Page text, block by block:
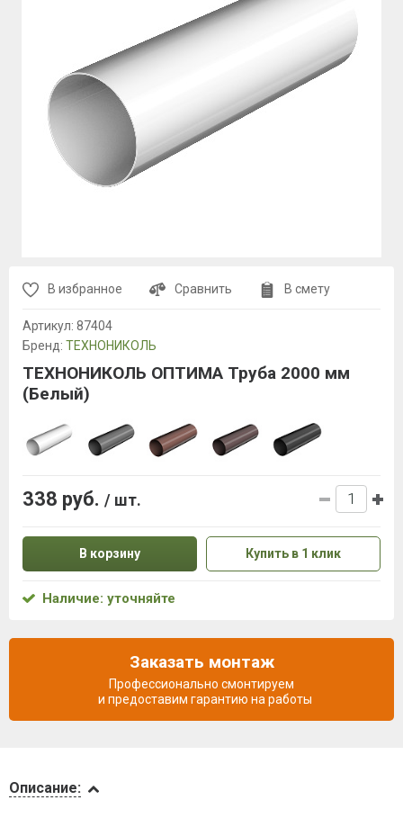
Описание:
В избранное Сравнить В смету
Артикул: 87404
Бренд: ТЕХНОНИКОЛЬ
ТЕХНОНИКОЛЬ ОПТИМА Труба 2000 мм
(Белый)
338 руб. / шт.
В корзину Купить в 1 клик
Наличие: уточняйте
Заказать монтаж
Профессионально смонтируем
и предоставим гарантию на работы